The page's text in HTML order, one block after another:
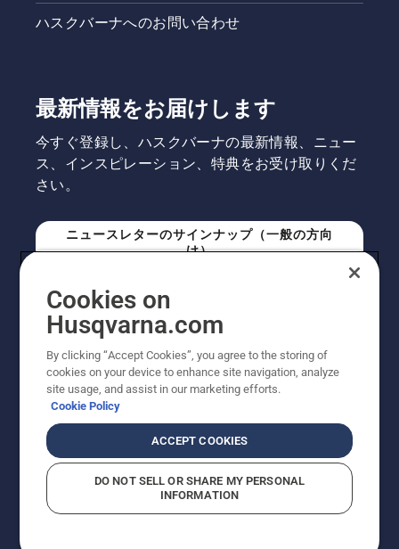
ハスクバーナへのお問い合わせ
最新情報をお届けします
今すぐ登録し、ハスクバーナの最新情報、ニュー
ス、インスピレーション、特典をお受け取りくだ
さい。
ニュースレターのサインナップ（一般の方向
け）
ニュースレターのサインアップ（プロの方向
け）
© Husqvarna AB (publ). All rights reserved. 表示価格
は、メーカー希望小売価格 (税込) です。掲載写真は一部
Cookies on
Husqvarna.com
By clicking “Accept Cookies”, you agree to the storing of
cookies on your device to enhance site navigation, analyze
site usage, and assist in our marketing efforts.
Cookie Policy
ACCEPT COOKIES
DO NOT SELL OR SHARE MY PERSONAL
INFORMATION